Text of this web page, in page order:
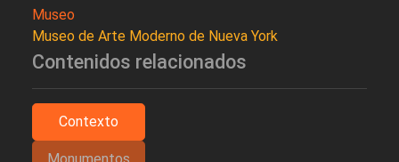
Museo
Museo de Arte Moderno de Nueva York
Contenidos relacionados
Contexto